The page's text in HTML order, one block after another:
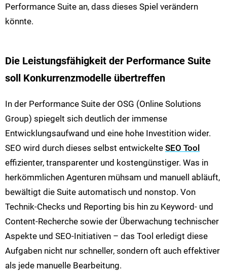
Performance Suite an, dass dieses Spiel verändern
könnte.
Die Leistungsfähigkeit der Performance Suite
soll Konkurrenzmodelle übertreffen
In der Performance Suite der OSG (Online Solutions
Group) spiegelt sich deutlich der immense
Entwicklungsaufwand und eine hohe Investition wider.
SEO wird durch dieses selbst entwickelte SEO Tool
effizienter, transparenter und kostengünstiger. Was in
herkömmlichen Agenturen mühsam und manuell abläuft,
bewältigt die Suite automatisch und nonstop. Von
Technik-Checks und Reporting bis hin zu Keyword- und
Content-Recherche sowie der Überwachung technischer
Aspekte und SEO-Initiativen – das Tool erledigt diese
Aufgaben nicht nur schneller, sondern oft auch effektiver
als jede manuelle Bearbeitung.